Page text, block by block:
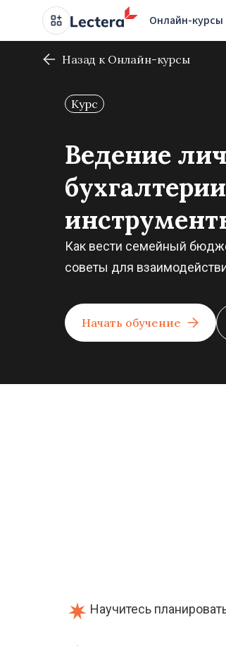
Онлайн-курсы
Назад к Онлайн-курсы
Курс
Ведение
Как вести семейный
советы для
Начать обучение
Научитесь